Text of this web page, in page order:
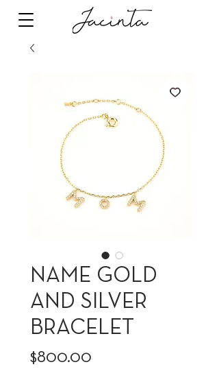
NAME GOLD
AND SILVER
BRACELET
$800.00